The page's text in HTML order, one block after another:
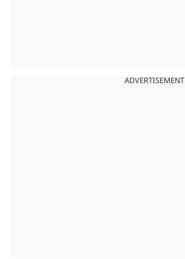
ADVERTISEMENT